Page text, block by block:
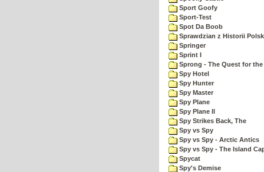
Sport Goofy
Sport-Test
Spot Da Boob
Sprawdzian z Historii
Springer
Sprint I
Sprong - The Quest for
Spy Hotel
Spy Hunter
Spy Master
Spy Plane
Spy Plane II
Spy Strikes Back, The
Spy vs Spy
Spy vs Spy - Arctic Antics
Spy vs Spy - The Island
Spycat
Spy's Demise